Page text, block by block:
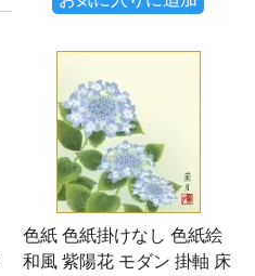
色紙 色紙掛けなし 色紙絵
和風 紫陽花 モダン 掛軸 床